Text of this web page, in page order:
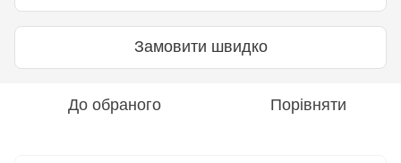
Замовити швидко
До обраного Порівняти